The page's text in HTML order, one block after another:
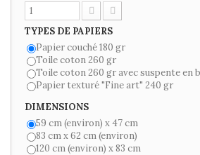
TYPES DE PAPIERS
Papier couché 180 gr
Toile coton 260 gr
Toile coton 260 gr avec suspente en
Papier texturé "Fine art" 240 gr
DIMENSIONS
59 cm (environ) x 47 cm
83 cm x 62 cm (environ)
120 cm (environ) x 83 cm